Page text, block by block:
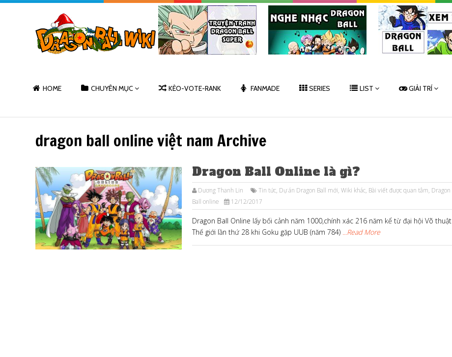
HOME CHUYÊN MỤC KÈO-VOTE-RANK FANMADE SERIES LIST GIẢI TRÍ
dragon ball online việt nam Archive
Dragon Ball Online là gì?
Dương Thanh Lin Tin tức, Dự án Dragon Ball mới, Wiki khác, Bài viết được quan tâm, Dragon
Ball online
12/12/2017
Dragon Ball Online lấy bối cảnh năm 1000,chính xác 216 năm kể từ đại hội Võ thuật
Thế giới lần thứ 28 khi Goku gặp UUB (năm 784) ...Read More